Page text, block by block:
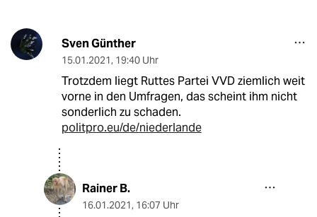
Sven Günther
15.01.2021, 19:40 Uhr
Trotzdem liegt Ruttes Partei VVD ziemlich weit
vorne in den Umfragen, das scheint ihm nicht
sonderlich zu schaden.
politpro.eu/de/niederlande
Rainer B.
16.01.2021, 16:07 Uhr